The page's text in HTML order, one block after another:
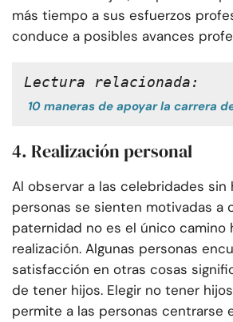
más tiempo a sus esfuerzos
conduce a posibles avances
Lectura relacionada:
10 maneras de apoyar la carrera
4. Realización personal
Al observar a las celebridades sin
personas se sienten motivadas a
paternidad no es el único camino
realización. Algunas personas
satisfacción en otras cosas
de tener hijos. Elegir no tener
permite a las personas centrarse